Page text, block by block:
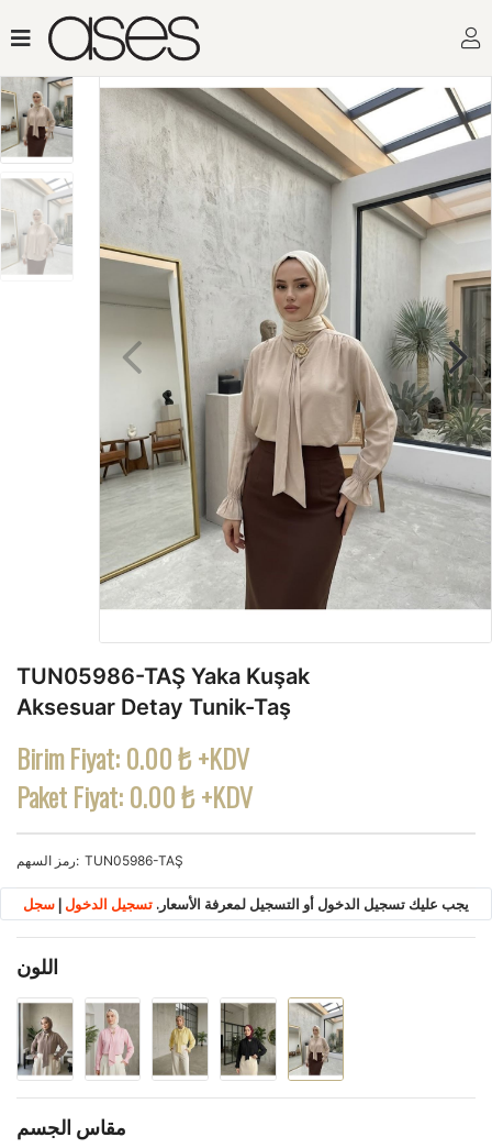
TUN05986-TAŞ Yaka Kuşak
Aksesuar Detay Tunik-Taş
Birim Fiyat:0.00 ₺ +KDV
Paket Fiyat:0.00 ₺ +KDV
رمز السهم TUN05986-TAŞ
يجب عليك تسجيل الدخول أو التسجيل لمعرفة الأسعار. تسجيل الدخول | سجل
اللون
مقاس الجسم